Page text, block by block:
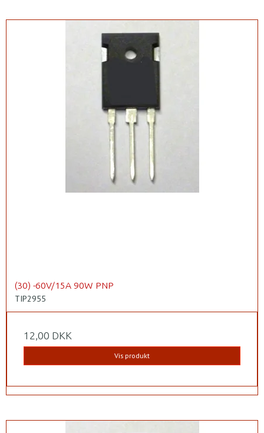
(30) -60V/15A 90W PNP
TIP2955
12,00 DKK
Vis produkt